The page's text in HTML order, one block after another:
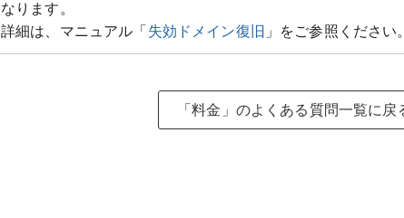
なります。
詳細は、マニュアル「 失効ドメイン復旧 」をご参照ください。
「料金」のよくある質問一覧に戻